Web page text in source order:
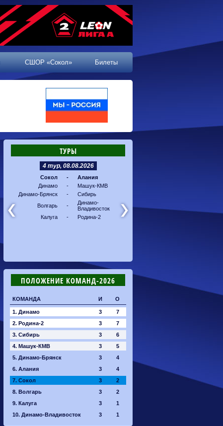
СШОР «Сокол» Билеты
ТУРЫ
4 тур, 08.08.2026
Сокол -
Алания
Динамо
-
Машук-КМВ
Динамо-Брянск
-
Сибирь
Волгарь
-
Динамо-
Владивосток
Калуга
- Родина-2
Сибирь
ПОЛОЖЕНИЕ КОМАНД-2026
КОМАНДА И О
1. Динамо 3
7
2. Родина-2
3
7
3. Сибирь
3
6
4. Машук-КМВ
3
5
5. Динамо-Брянск
3
4
6. Алания
3
4
7. Сокол
3
2
8. Волгарь
3
2
9. Калуга
3
1
10. Динамо-Владивосток
3 1